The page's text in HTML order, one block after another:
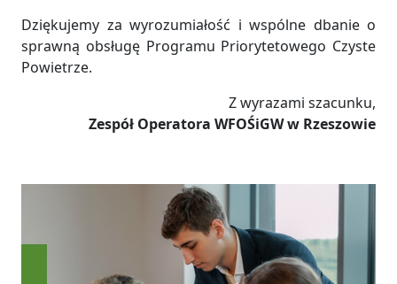
Dziękujemy za wyrozumiałość i wspólne dbanie o
sprawną obsługę Programu Priorytetowego Czyste
Powietrze.
Z wyrazami szacunku,
Zespół Operatora WFOŚiGW w Rzeszowie